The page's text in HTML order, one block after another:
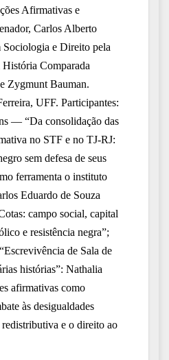
Afirmativas e
Carlos Alberto
Sociologia e Direito pela
Comparada
Zygmunt Bauman.
UFF. Participantes:
— “Da consolidação das
no STF e no TJ-RJ:
sem defesa de seus
ferramenta o instituto
Eduardo de Souza
campo social, capital
e resistência negra”;
de Sala de
histórias”: Nathalia
afirmativas como
às desigualdades
e o direito ao